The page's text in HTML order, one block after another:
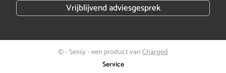
Vrijblijvend adviesgesprek
© - Sessy - een product vanCharged
Service